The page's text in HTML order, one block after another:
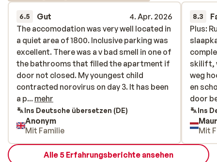
6.5 Gut
4. Apr. 2026
The accomodation was very well located in
a quiet area of 1800. Inclusive parking was
excellent. There was a v bad smell in one of
the bathrooms that filled the apartment if
door not closed. My youngest child
contracted norovirus on day 3. It has been
a problem in resort. We assume this was
contracted due to unclean surfaces within
the apartment, as norovirus is difficult to
kill without v specific cleaning. Our
apartment felt a little enclosed and dark
as we were on the lower floor and the
The accomodation was very well located in
a quiet area of 1800. Inclusive parking was
excellent. There was a v bad smell in one of
the bathrooms that filled the apartment if
door not closed. My youngest child
contracted norovirus on day 3. It has been
a p... mehr
Ins Deutsche übersetzen (DE)
Anonym
Mit Familie
8.3
Plus:
skilift,
weg
en
door
Plus:
skilift,
weg
en
door
Ins
Mit
Alle 5 Erfahrungsberichte ansehen